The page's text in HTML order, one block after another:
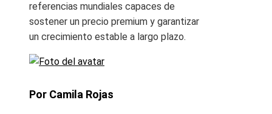
referencias mundiales capaces de
sostener un precio premium y garantizar
un crecimiento estable a largo plazo.
Por Camila Rojas